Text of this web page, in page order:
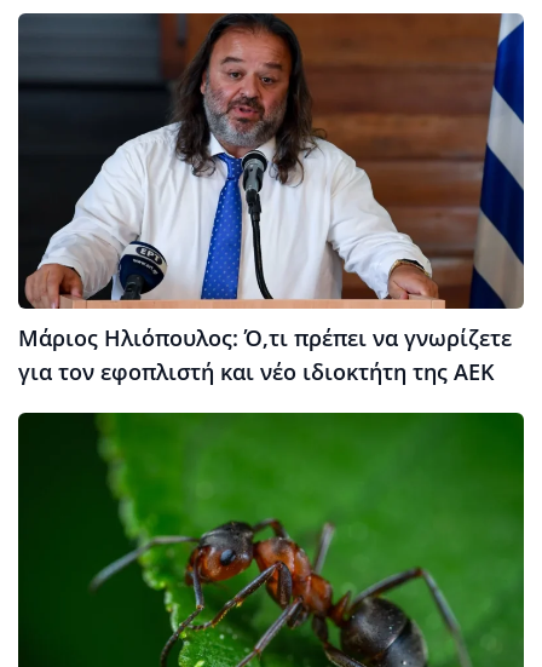
Μάριος Ηλιόπουλος: Ό,τι πρέπει να γνωρίζετε
για τον εφοπλιστή και νέο ιδιοκτήτη της ΑΕΚ